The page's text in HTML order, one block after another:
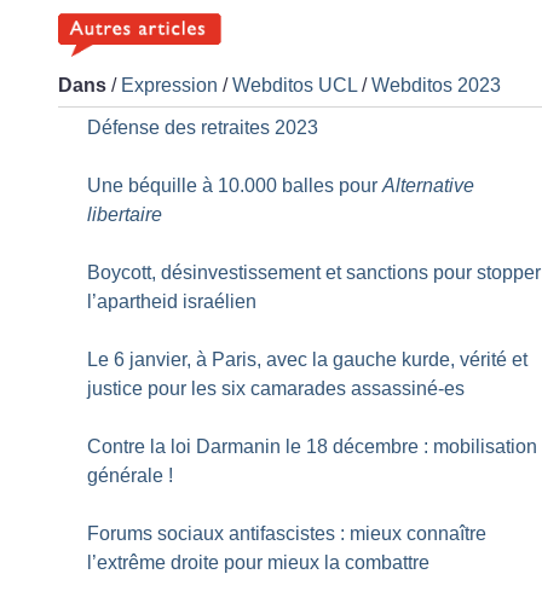
Dans / Expression /Webditos UCL /Webditos 2023
Défense des retraites 2023
Une béquille à 10.000 balles pourAlternative
libertaire
Boycott, désinvestissement et sanctions pour stopper
l’apartheid israélien
Le 6 janvier, à Paris, avec la gauche kurde, vérité et
justice pour les six camarades assassiné-es
Contre la loi Darmanin le 18 décembre : mobilisation
générale !
Forums sociaux antifascistes : mieux connaître
l’extrême droite pour mieux la combattre